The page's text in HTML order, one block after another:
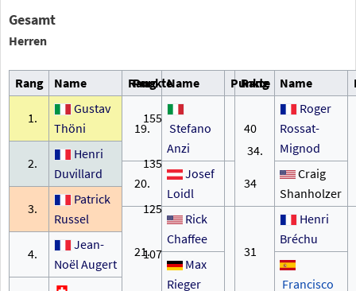
Gesamt
Herren
Rang Name Punkte
1.
Gustav
Thöni
155
2.
Henri
Duvillard
135
3.
Patrick
Russel
125
4.
Jean-
Noël Augert
107
Rang Name Punkte
19.
Stefano
Anzi
40
20.
Josef
Loidl
34
21.
Rick
Chaffee
31
Max
Rieger
Rang Name
34.
Roger
Rossat-
Mignod
Craig
Shanholzer
Henri
Bréchu
Francisco